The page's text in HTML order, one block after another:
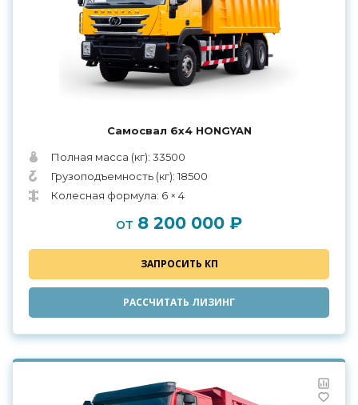
Самосвал 6х4 HONGYAN
Полная масса (кг): 33500
Грузоподъемность (кг): 18500
Колесная формула: 6 × 4
от 8 200 000 ₽
ЗАПРОСИТЬ КП
РАССЧИТАТЬ ЛИЗИНГ